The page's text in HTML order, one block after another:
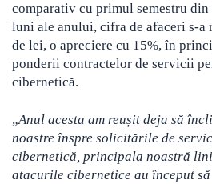
comparativ cu primul semestru din
luni ale anului, cifra de afaceri s-a
de lei, o apreciere cu 15%, în
ponderii contractelor de servicii
cibernetică.
„Anul acesta am reușit deja să
noastre înspre solicitările de
cibernetică, principala noastră
atacurile cibernetice au început